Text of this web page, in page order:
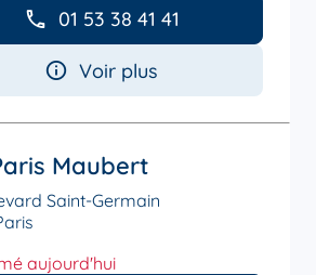
01 53 38 41 41
Voir plus
Maubert
Saint-Germain
aujourd'hui